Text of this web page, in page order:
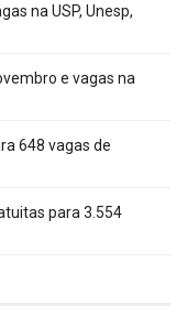
na USP, Unesp,
e vagas na
648 vagas de
para 3.554